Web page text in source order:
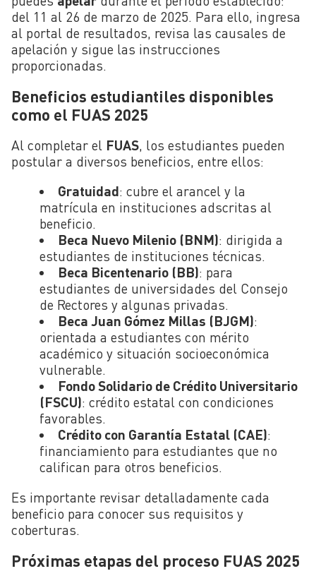
del 11 al 26 de marzo de 2025. Para ello, ingresa
al portal de resultados, revisa las causales de
apelación y sigue las instrucciones
proporcionadas.
Beneficios estudiantiles disponibles
como el FUAS 2025
Al completar el FUAS, los estudiantes pueden
postular a diversos beneficios, entre ellos:
Gratuidad: cubre el arancel y la
matrícula en instituciones adscritas al
beneficio.
Beca Nuevo Milenio (BNM): dirigida a
estudiantes de instituciones técnicas.
Beca Bicentenario (BB): para
estudiantes de universidades del Consejo
de Rectores y algunas privadas.
Beca Juan Gómez Millas (BJGM):
orientada a estudiantes con mérito
académico y situación socioeconómica
vulnerable.
Fondo Solidario de Crédito Universitario
(FSCU): crédito estatal con condiciones
favorables.
Crédito con Garantía Estatal (CAE):
financiamiento para estudiantes que no
califican para otros beneficios.
Es importante revisar detalladamente cada
beneficio para conocer sus requisitos y
coberturas.
Próximas etapas del proceso FUAS 2025